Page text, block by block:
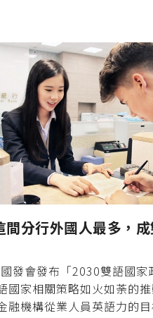
間分行外國人最多，
發會發布「2030雙語國家
國家相關策略如火如荼的
融機構從業人員英語力的